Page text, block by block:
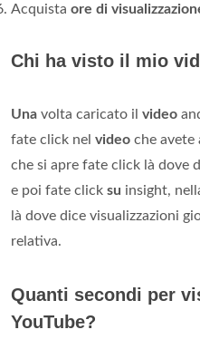
Acquista ore di
Chi ha visto il mio
Una volta caricato il video
fate click nel video che avete
che si apre fate click là dove
e poi fate click su insight,
là dove dice visualizzazioni
relativa.
Quanti secondi per
YouTube?